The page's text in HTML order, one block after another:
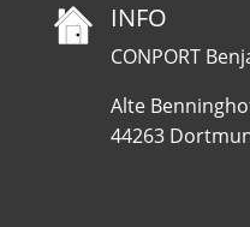
INFO
CONPORT
Alte
44263